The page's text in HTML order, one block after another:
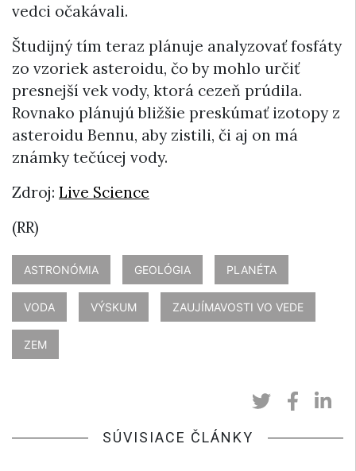
vedci očakávali.
Študijný tím teraz plánuje analyzovať fosfáty
zo vzoriek asteroidu, čo by mohlo určiť
presnejší vek vody, ktorá cezeň prúdila.
Rovnako plánujú bližšie preskúmať izotopy z
asteroidu Bennu, aby zistili, či aj on má
známky tečúcej vody.
Zdroj: Live Science
(RR)
ASTRONÓMIA GEOLÓGIA PLANÉTA
VODA VÝSKUM ZAUJÍMAVOSTI VO VEDE
ZEM
SÚVISIACE ČLÁNKY